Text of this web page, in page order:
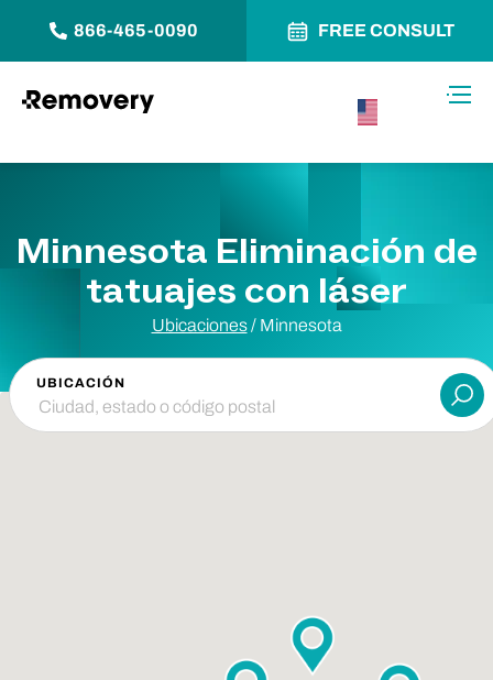
866-465-0090 FREE CONSULT
Minnesota Eliminación de
tatuajes con láser
Ubicaciones / Minnesota
UBICACIÓN